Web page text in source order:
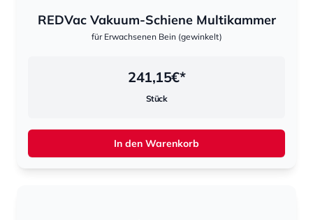
REDVac Vakuum-Schiene Multikammer
für Erwachsenen Bein (gewinkelt)
241,15€*
Stück
In den Warenkorb